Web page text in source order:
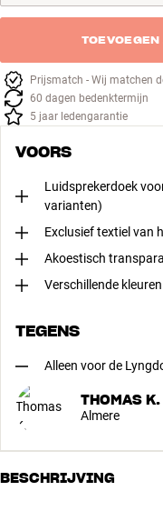
Prijsmatch - Wij matchen
60 dagen bedenktermijn
5 jaar ledengarantie
VOORS
Luidsprekerdoek
varianten)
Exclusief textiel van
Akoestisch
Verschillende kleuren
TEGENS
Alleen voor de
THOMAS K.
Almere
BESCHRIJVING